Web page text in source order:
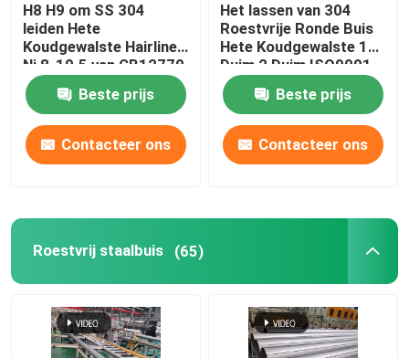
H8 H9 om SS 304
leiden Hete
Koudgewalste Hairline
Ni 8-10.5 van GB12770
door buizen
Beste prijs
Contacteer ons
Het lassen van 304
Roestvrije Ronde Buis
Hete Koudgewalste 1
Duim 2 Duim ISO9001
JIS
Beste prijs
Contacteer ons
Roestvrij staalbuis (65)